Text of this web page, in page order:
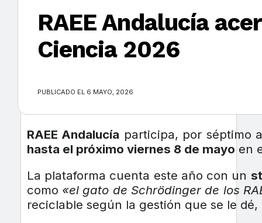
×
RAEE Andalucía
Ciencia 2026
PUBLICADO EL 6 MAYO, 2026
RAEE Andalucía participa, por séptimo
hasta el próximo viernes 8 de mayo en
La plataforma cuenta este año con un
como «el gato de Schrödinger de los
reciclable según la gestión que se le